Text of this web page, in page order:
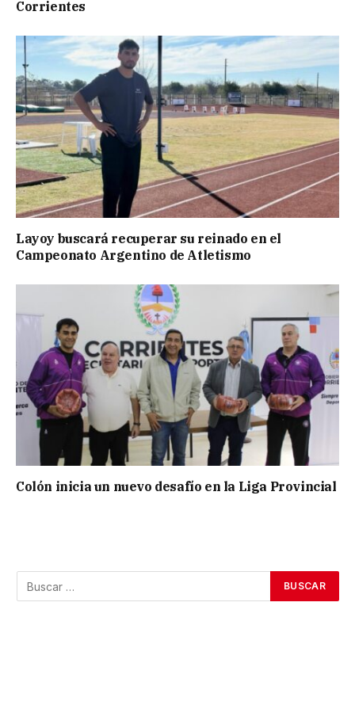
Corrientes
Layoy buscará recuperar su reinado en el
Campeonato Argentino de Atletismo
Colón inicia un nuevo desafío en la Liga Provincial